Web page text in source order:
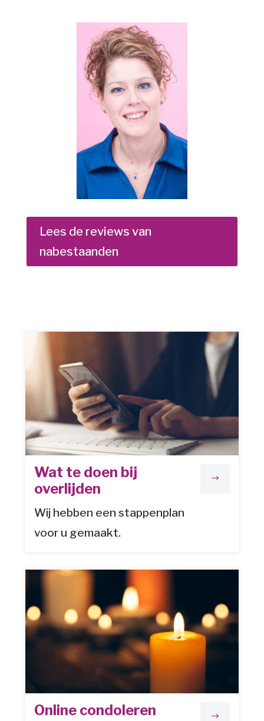
Lees de reviews van
nabestaanden
$
Wat te doen bij
overlijden
Wij hebben een stappenplan
voor u gemaakt.
$
Online condoleren